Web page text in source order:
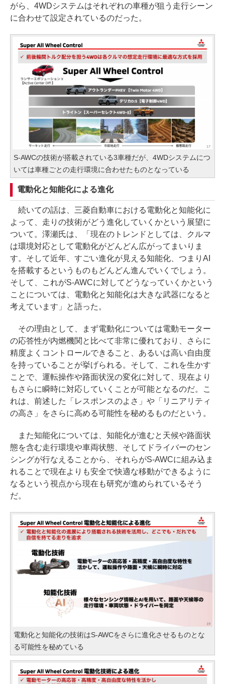
がら、4WDシステムはそれぞれの車種が狙う走行シーン
に合わせて設定されているのだった。
S-AWCの技術が搭載されている3車種だが、4WDシステムにつ
いては車種ごとの走行環境に合わせたものとなっている
電動化と知能化による進化
続いての話は、三菱自動車における電動化と知能化に
よって、走りの技術がどう進化していくかという展望に
ついて。澤瀬氏は、「現在のトレンドとしては、クルマ
は環境対応として電動化がどんどん広がってまいりま
す。そして近年、すごい進化が見える知能化、つまりAI
を搭載するというものもどんどん進んでいくでしょう。
そして、これがS-AWCに対してどうなっていくかという
ことについては、電動化と知能化は大きな武器になると
考えています」と語った。
その理由として、まず電動化については電動モーター
の応答性が内燃機関と比べて非常に優れており、さらに
精度よくコントロールできること、あるいは高い自由度
を持っていることが挙げられる。そして、これを生かす
ことで、運転操作や路面状況の変化に対して、現在より
もさらに瞬時に対応していくことが可能となるのだ。こ
れは、前述した「レスポンスのよさ」や「リニアリティ
の高さ」をさらに高める可能性を秘めるものだという。
また知能化については、知能化が進むと天候や路面状
態を含む走行環境や車両状態、そしてドライバーのセン
シングが行なえることから、それらがS-AWCに組み込ま
れることで現在よりも安全で快適な移動ができるように
なるという視点から現在も研究が進められているそう
だ。
電動化と知能化の技術はS-AWCをさらに進化させるものとな
る可能性を秘めている